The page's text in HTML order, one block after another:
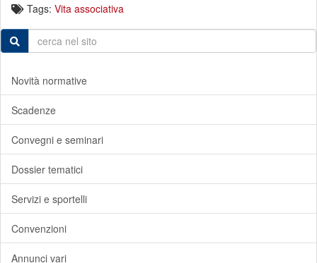
Tags: Vita associativa
Novità normative
Scadenze
Convegni e seminari
Dossier tematici
Servizi e sportelli
Convenzioni
Annunci vari